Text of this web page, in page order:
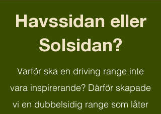
Havssidan eller
Solsidan?
Varför ska en driving range inte
vara inspirerande? Därför skapade
vi en dubbelsidig range som låter